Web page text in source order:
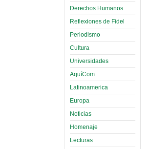
Derechos Humanos
Reflexiones de Fidel
Periodismo
Cultura
Universidades
AquíCom
Latinoamerica
Europa
Noticias
Homenaje
Lecturas